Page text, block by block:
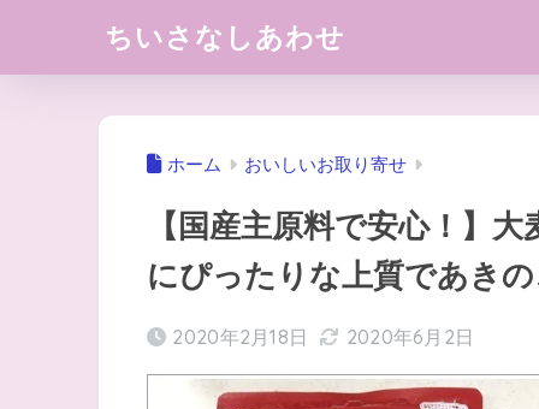
ちいさなしあわせ
ホーム おいしいお取り寄せ
【国産主原料で安心！】
にぴったりな上質であき
2020年2月18日 2020年6月2日